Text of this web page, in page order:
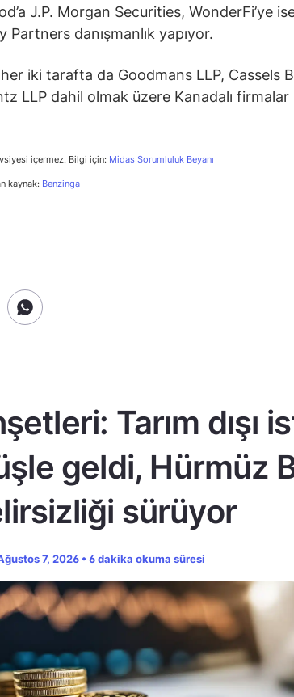
J.P. Morgan Securities, WonderFi’ye
danışmanlık yapıyor.
her iki tarafta da Goodmans LLP, Cassels
LLP dahil olmak üzere Kanadalı firmalar
içermez. Bilgi için: Midas Sorumluluk Beyanı
kaynak: Benzinga
Tarım dışı
geldi, Hürmüz
sürüyor
7, 2026 • 6 dakika okuma süresi